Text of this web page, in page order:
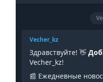
Vecher_kz
Здравствуйте! 👋
Vecher_kz!
📰 Ежедневные